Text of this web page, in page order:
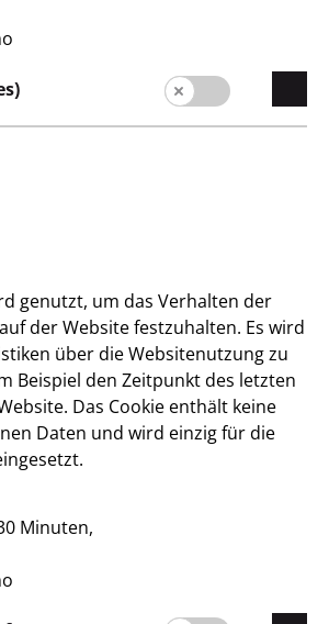
Presse
Kontakt
Kundeninformation
Impressum
Hinweisgebersystem
genutzt, um das Verhalten der
der Website festzuhalten. Es wird
über die Websitenutzung zu
Beispiel den Zeitpunkt des letzten
Das Cookie enthält keine
Daten und wird einzig für die
Minuten,